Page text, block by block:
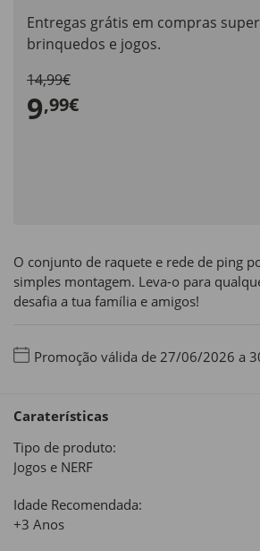
Entregas grátis em compras
brinquedos e jogos.
14,99€
9,99€
O conjunto de raquete e rede de ping
simples montagem. Leva-o para
desafia a tua família e amigos!
Promoção válida de 27/06/2026 a
Caraterísticas
Tipo de produto:
Jogos e NERF
Idade Recomendada:
+3 Anos